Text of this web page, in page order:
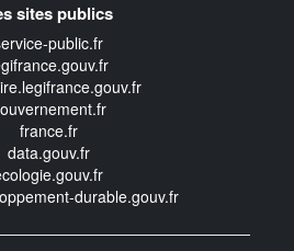
sites publics
public.fr
france.fr
data.gouv.fr
durable.gouv.fr